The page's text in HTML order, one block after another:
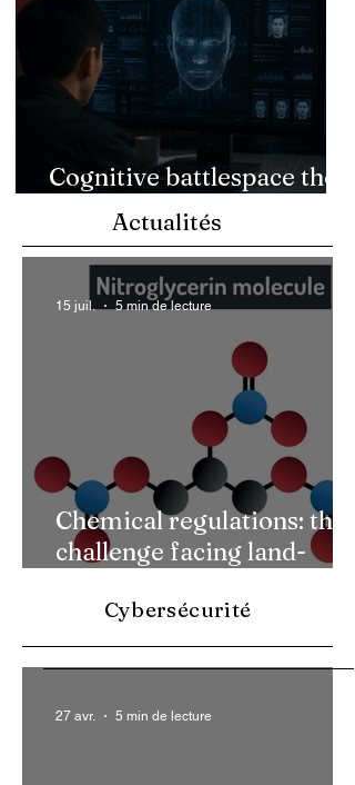
Cognitive battlespace the
CCP's war for the mind
Actualités
Chemical regulations: the
challenge facing land-
15 juil. 5 min de lecture
Cybersécurité
27 avr. 5 min de lecture